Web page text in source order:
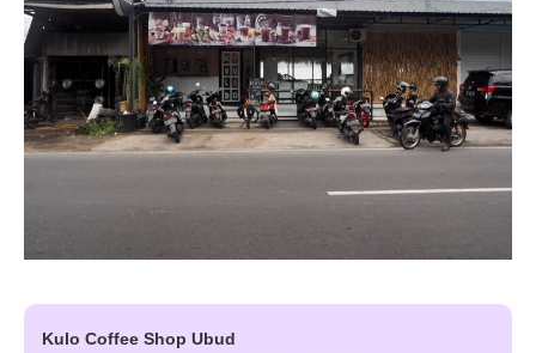
Kulo Coffee Shop Ubud